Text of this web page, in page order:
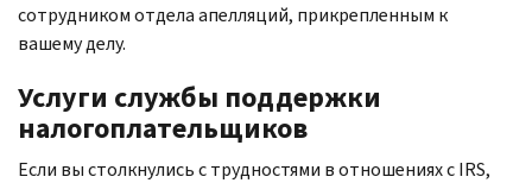
сотрудником отдела апелляций, прикрепленным к
вашему делу.
Услуги службы поддержки
налогоплательщиков
Если вы столкнулись с трудностями в отношениях с IRS,